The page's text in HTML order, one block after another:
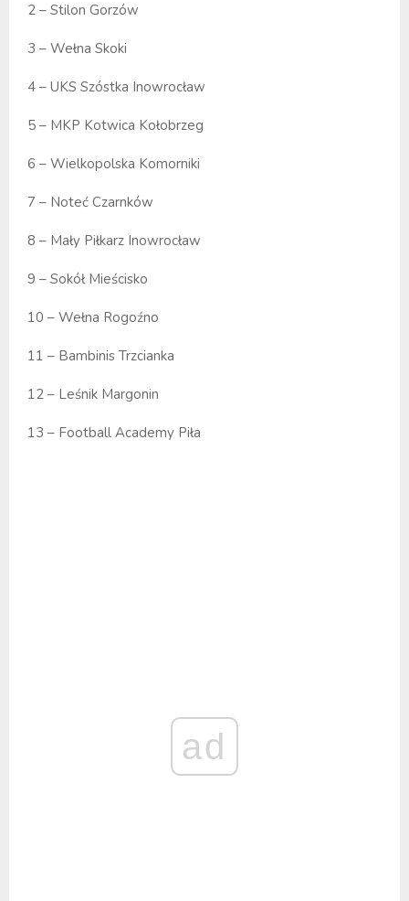
2 – Stilon Gorzów
3 – Wełna Skoki
4 – UKS Szóstka Inowrocław
5 – MKP Kotwica Kołobrzeg
6 – Wielkopolska Komorniki
7 – Noteć Czarnków
8 – Mały Piłkarz Inowrocław
9 – Sokół Mieścisko
10 – Wełna Rogoźno
11 – Bambinis Trzcianka
12 – Leśnik Margonin
13 – Football Academy Piła
ad